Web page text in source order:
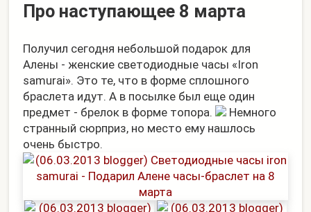
Про наступающее 8 марта
Получил сегодня небольшой подарок для
Алены - женские светодиодные часы «Iron
samurai». Это те, что в форме сплошного
браслета идут. А в посылке был еще один
предмет - брелок в форме топора.
Немного
странный сюрприз, но место ему нашлось
очень быстро.